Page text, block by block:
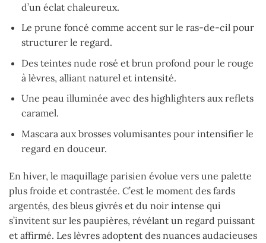
d’un éclat chaleureux.
Le prune foncé comme accent sur le ras-de-cil pour
structurer le regard.
Des teintes nude rosé et brun profond pour le rouge
à lèvres, alliant naturel et intensité.
Une peau illuminée avec des highlighters aux reflets
caramel.
Mascara aux brosses volumisantes pour intensifier le
regard en douceur.
En hiver, le maquillage parisien évolue vers une palette
plus froide et contrastée. C’est le moment des fards
argentés, des bleus givrés et du noir intense qui
s’invitent sur les paupières, révélant un regard puissant
et affirmé. Les lèvres adoptent des nuances audacieuses